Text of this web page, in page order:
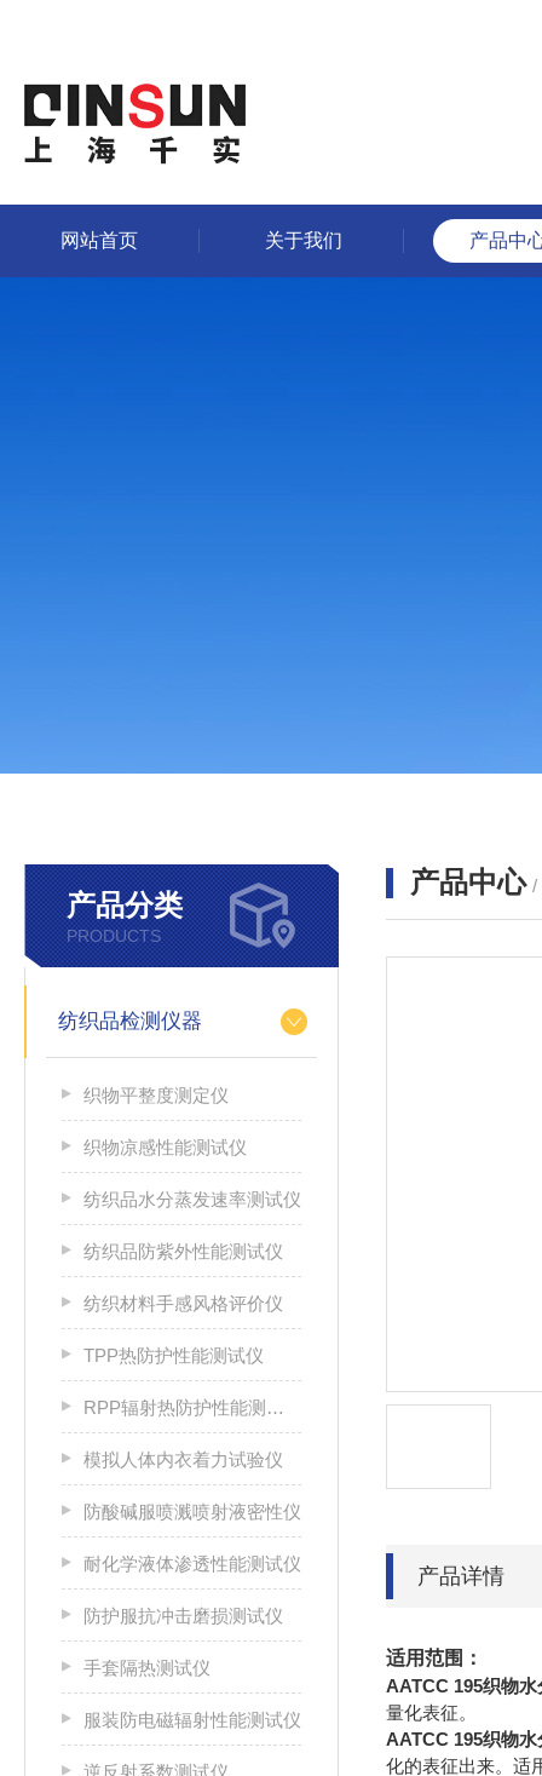
网站首页 关于我们 产品中
产品分类
PRODUCTS
纺织品检测仪器
织物平整度测定仪
织物凉感性能测试仪
纺织品水分蒸发速率测试仪
纺织品防紫外性能测试仪
纺织材料手感风格评价仪
TPP热防护性能测试仪
RPP辐射热防护性能测试仪
模拟人体内衣着力试验仪
防酸碱服喷溅喷射液密性仪
耐化学液体渗透性能测试仪
防护服抗冲击磨损测试仪
手套隔热测试仪
服装防电磁辐射性能测试仪
逆反射系数测试仪
产品中心 /
产品详情
适用范围：
AATCC 195织物
量化表征。
AATCC 195织物
化的表征出来。适